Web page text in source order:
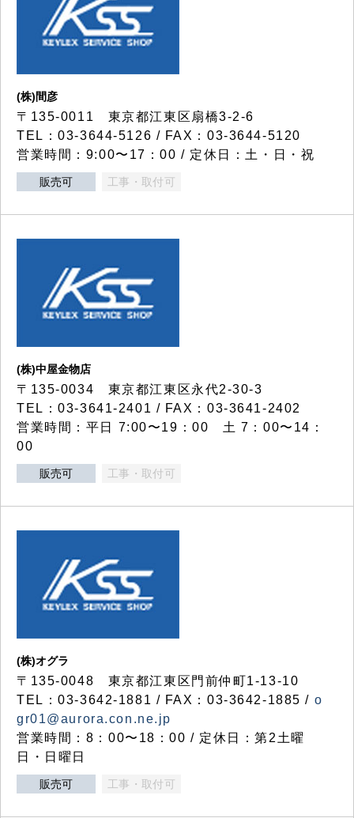
(株)間彦
〒135-0011 東京都江東区扇橋3-2-6
TEL：03-3644-5126 / FAX：03-3644-5120
営業時間：9:00〜17：00 / 定休日：土・日・祝
販売可 工事・取付可
(株)中屋金物店
〒135-0034 東京都江東区永代2-30-3
TEL：03-3641-2401 / FAX：03-3641-2402
営業時間：平日 7:00〜19：00 土 7：00〜14：
00
販売可 工事・取付可
(株)オグラ
〒135-0048 東京都江東区門前仲町1-13-10
TEL：03-3642-1881 / FAX：03-3642-1885 / o
gr01@aurora.con.ne.jp
営業時間：8：00〜18：00 / 定休日：第2土曜
日・日曜日
販売可 工事・取付可